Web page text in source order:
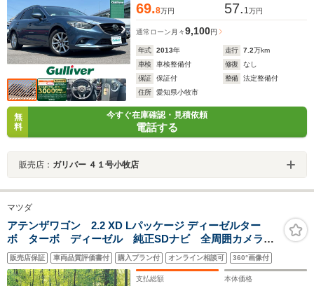
69.8万円 57. 1万円
通常ローン 月々9,100円
年式 2013年 走行 7.2万km
車検
車検整備付 修復
なし
保証
保証付 整備
法定整備付
住所
愛知県小牧市
無
料
今すぐ在庫確認・見積依頼
電話する
販売店： ガリバー ４１号小牧店
マツダ
アテンザワゴン 2.2 XD Lパッケージ ディーゼルター
ボ ターボ ディーゼル 純正SDナビ 全周囲カメラ
衝突軽減システム レーダークルーズ シートヒータ
ー ドラレコ 禁煙車 レザーシート コーナーセンサ
ー スマートキー LEDヘッド
販売店保証 車両品質評価書付 購入プラン付 オンライン相談可 360°画像付
支払総額 本体価格